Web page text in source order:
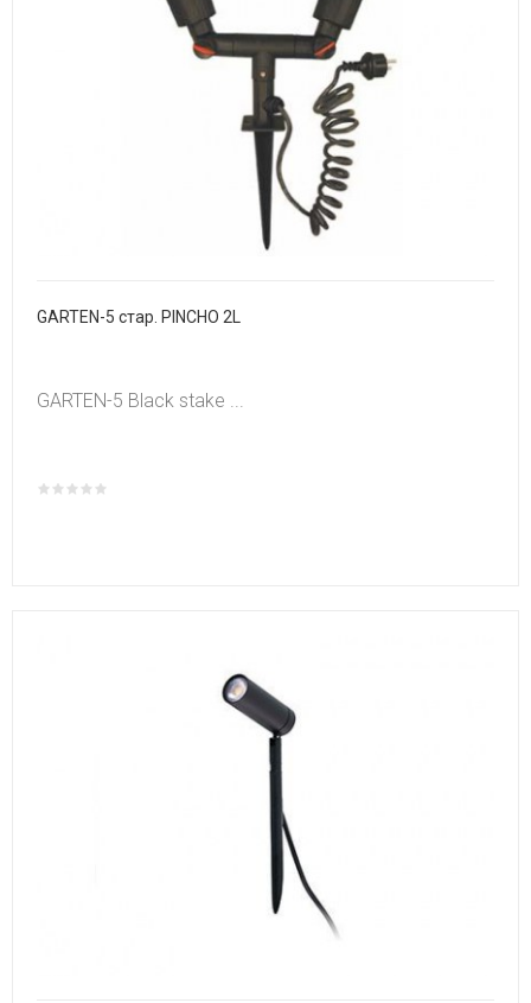
GARTEN-5 стар. PINCHO 2L
GARTEN-5 Black stake ...